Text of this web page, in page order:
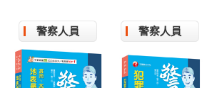
事、思惟導
引(高普考/
地方特考/
鐵路特考/
司法特考/
般警察／警
佐／警二
技）
警察人員 警察人員